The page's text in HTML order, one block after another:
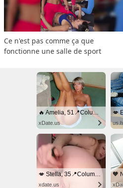
Ce n'est pas comme ça que
fonctionne une salle de sport